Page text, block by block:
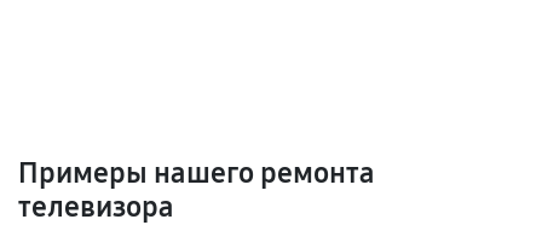
Примеры нашего ремонта
телевизора